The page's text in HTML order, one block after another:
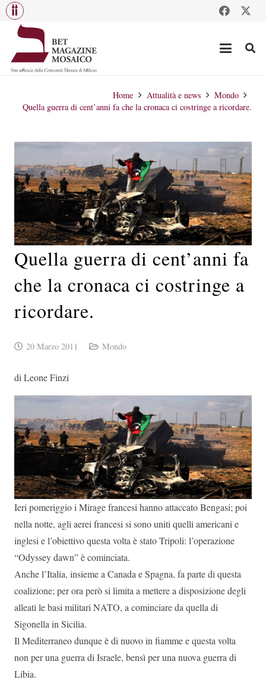
Home Attualità e news
Mondo
Quella guerra di cent’anni fa che la cronaca ci costringe a ricordare.
Quella guerra di cent’anni fa
che la cronaca ci costringe a
ricordare.
20 Marzo 2011 Mondo
di Leone Finzi
Ieri pomeriggio i Mirage francesi hanno attaccato Bengasi; poi
nella notte, agli aerei francesi si sono uniti quelli americani e
inglesi e l’obiettivo questa volta è stato Tripoli: l’operazione
“Odyssey dawn” è cominciata.
Anche l’Italia, insieme a Canada e Spagna, fa parte di questa
coalizione; per ora però si limita a mettere a disposizione degli
alleati le basi militari NATO, a cominciare da quella di
Sigonella in Sicilia.
Il Mediterraneo dunque è di nuovo in fiamme e questa volta
non per una guerra di Israele, bensì per una nuova guerra di
Libia.